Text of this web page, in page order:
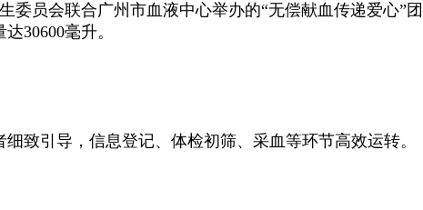
员会联合广州市血液中心举办的“无偿献血传递爱心”
30600毫升。
致引导，信息登记、体检初筛、采血等环节高效运转。